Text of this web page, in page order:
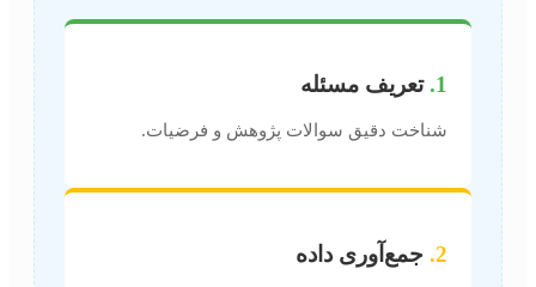
1. تعریف مسئله
شناخت دقیق سوالات پژوهش و فرضیات.
2. جمع‌آوری داده